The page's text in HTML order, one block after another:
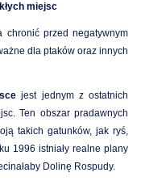
miejsc
chronić przed negatywnym
dla ptaków oraz innych
jest jednym z ostatnich
Ten obszar pradawnych
takich gatunków, jak ryś,
1996 istniały realne plany
Dolinę Rospudy.